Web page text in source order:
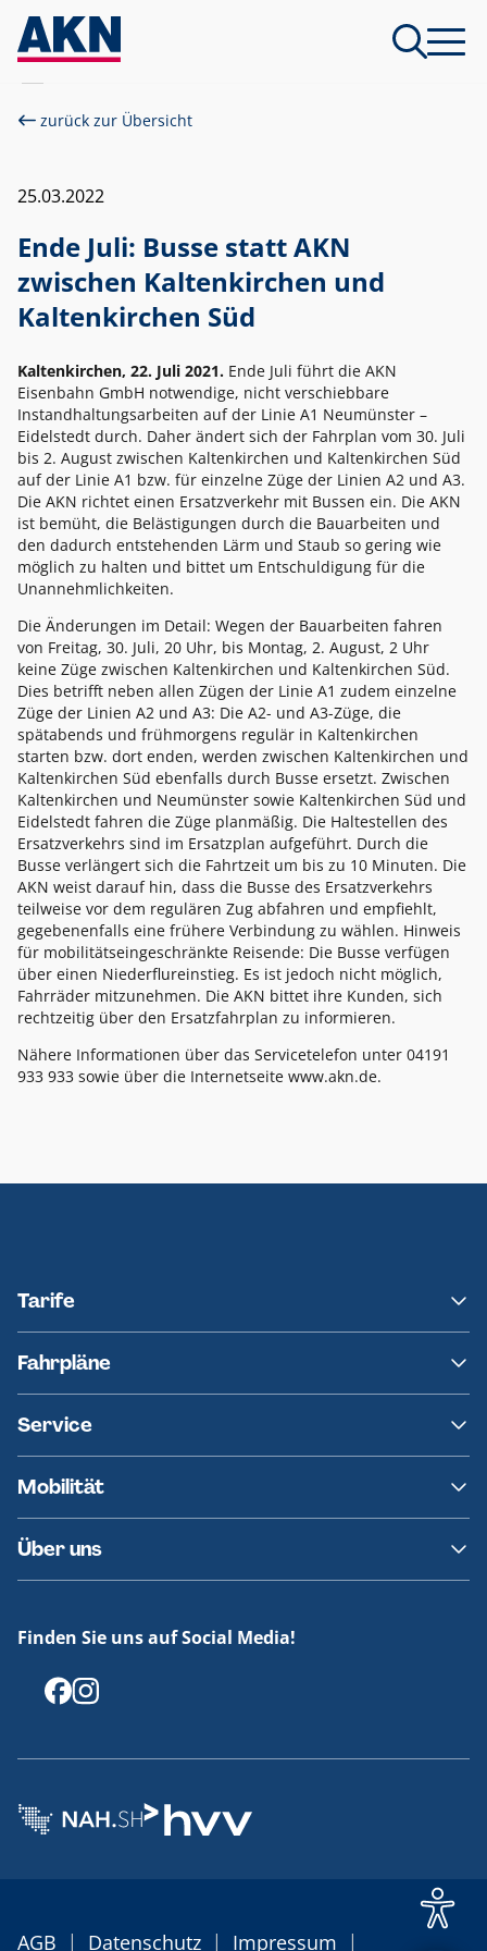
zurück zur Übersicht
25.03.2022
Ende Juli: Busse statt AKN
zwischen Kaltenkirchen und
Kaltenkirchen Süd
Kaltenkirchen, 22. Juli 2021. Ende Juli führt die AKN
Eisenbahn GmbH notwendige, nicht verschiebbare
Instandhaltungsarbeiten auf der Linie A1 Neumünster –
Eidelstedt durch. Daher ändert sich der Fahrplan vom 30. Juli
bis 2. August zwischen Kaltenkirchen und Kaltenkirchen Süd
auf der Linie A1 bzw. für einzelne Züge der Linien A2 und A3.
Die AKN richtet einen Ersatzverkehr mit Bussen ein. Die AKN
ist bemüht, die Belästigungen durch die Bauarbeiten und
den dadurch entstehenden Lärm und Staub so gering wie
möglich zu halten und bittet um Entschuldigung für die
Unannehmlichkeiten.
Die Änderungen im Detail: Wegen der Bauarbeiten fahren
von Freitag, 30. Juli, 20 Uhr, bis Montag, 2. August, 2 Uhr
keine Züge zwischen Kaltenkirchen und Kaltenkirchen Süd.
Dies betrifft neben allen Zügen der Linie A1 zudem einzelne
Züge der Linien A2 und A3: Die A2- und A3-Züge, die
spätabends und frühmorgens regulär in Kaltenkirchen
starten bzw. dort enden, werden zwischen Kaltenkirchen und
Kaltenkirchen Süd ebenfalls durch Busse ersetzt. Zwischen
Kaltenkirchen und Neumünster sowie Kaltenkirchen Süd und
Eidelstedt fahren die Züge planmäßig. Die Haltestellen des
Ersatzverkehrs sind im Ersatzplan aufgeführt. Durch die
Busse verlängert sich die Fahrtzeit um bis zu 10 Minuten. Die
AKN weist darauf hin, dass die Busse des Ersatzverkehrs
teilweise vor dem regulären Zug abfahren und empfiehlt,
gegebenenfalls eine frühere Verbindung zu wählen. Hinweis
für mobilitätseingeschränkte Reisende: Die Busse verfügen
über einen Niederflureinstieg. Es ist jedoch nicht möglich,
Fahrräder mitzunehmen. Die AKN bittet ihre Kunden, sich
rechtzeitig über den Ersatzfahrplan zu informieren.
Nähere Informationen über das Servicetelefon unter 04191
933 933 sowie über die Internetseite www.akn.de.
Tarife
hvv
Fahrpläne
Ersatzverkehr
AKN News-Service
Service
Fundsachen
Häufige Fragen
Mobilität
Barrierefreies Reisen
Erklärung Barrierefreiheit
Über uns
Offenlegungen
Finden Sie uns auf Social Media!
AGB | Datenschutz | Impressum |